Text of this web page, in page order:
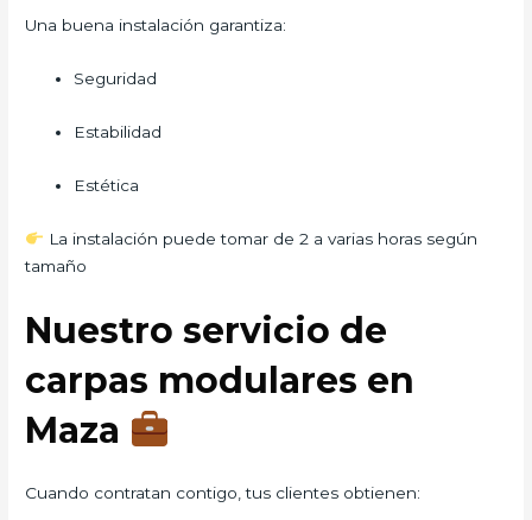
Una buena instalación garantiza:
Seguridad
Estabilidad
Estética
La instalación puede tomar de 2 a varias horas según
tamaño
Nuestro servicio de
carpas modulares en
Maza
Cuando contratan contigo, tus clientes obtienen: